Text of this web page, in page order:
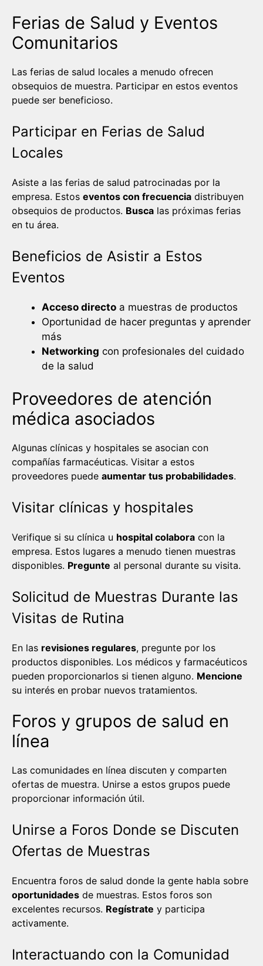
Ferias de Salud y Eventos
Comunitarios
Las ferias de salud locales a menudo ofrecen
obsequios de muestra. Participar en estos eventos
puede ser beneficioso.
Participar en Ferias de Salud
Locales
Asiste a las ferias de salud patrocinadas por la
empresa. Estos eventos con frecuencia distribuyen
obsequios de productos. Busca las próximas ferias
en tu área.
Beneficios de Asistir a Estos
Eventos
Acceso directo a muestras de productos
Oportunidad de hacer preguntas y aprender
más
Networking con profesionales del cuidado
de la salud
Proveedores de atención
médica asociados
Algunas clínicas y hospitales se asocian con
compañías farmacéuticas. Visitar a estos
proveedores puede aumentar tus probabilidades.
Visitar clínicas y hospitales
Verifique si su clínica u hospital colabora con la
empresa. Estos lugares a menudo tienen muestras
disponibles. Pregunte al personal durante su visita.
Solicitud de Muestras Durante las
Visitas de Rutina
En las revisiones regulares, pregunte por los
productos disponibles. Los médicos y farmacéuticos
pueden proporcionarlos si tienen alguno. Mencione
su interés en probar nuevos tratamientos.
Foros y grupos de salud en
línea
Las comunidades en línea discuten y comparten
ofertas de muestra. Unirse a estos grupos puede
proporcionar información útil.
Unirse a Foros Donde se Discuten
Ofertas de Muestras
Encuentra foros de salud donde la gente habla sobre
oportunidades de muestras. Estos foros son
excelentes recursos. Regístrate y participa
activamente.
Interactuando con la Comunidad